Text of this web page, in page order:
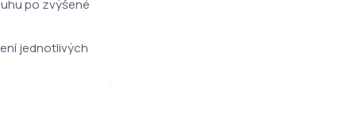
po zvýšené
jednotlivých